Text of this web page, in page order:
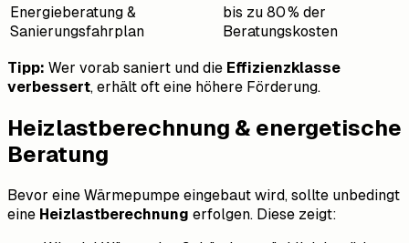
Energieberatung &
Sanierungsfahrplan
bis zu 80 % der
Beratungskosten
Tipp: Wer vorab saniert und die Effizienzklasse
verbessert, erhält oft eine höhere Förderung.
Heizlastberechnung & energetische
Beratung
Bevor eine Wärmepumpe eingebaut wird, sollte unbedingt
eine Heizlastberechnung erfolgen. Diese zeigt: